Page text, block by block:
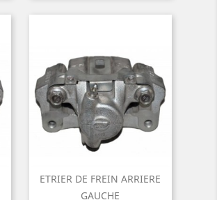
ETRIER DE FREIN ARRIERE
GAUCHE
Aperçu rapide